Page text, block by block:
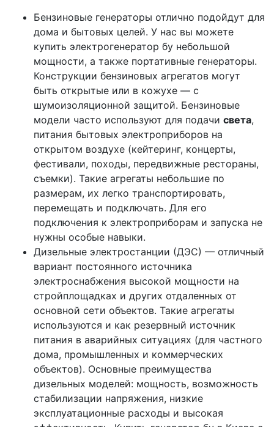
Бензиновые генераторы отлично подойдут для
дома и бытовых целей. У нас вы можете
купить электрогенератор бу небольшой
мощности, а также портативные генераторы.
Конструкции бензиновых агрегатов могут
быть открытые или в кожухе — с
шумоизоляционной защитой. Бензиновые
модели часто используют для подачи света,
питания бытовых электроприборов на
открытом воздухе (кейтеринг, концерты,
фестивали, походы, передвижные рестораны,
съемки). Такие агрегаты небольшие по
размерам, их легко транспортировать,
перемещать и подключать. Для его
подключения к электроприборам и запуска не
нужны особые навыки.
Дизельные электростанции (ДЭС) — отличный
вариант постоянного источника
электроснабжения высокой мощности на
стройплощадках и других отдаленных от
основной сети объектов. Такие агрегаты
используются и как резервный источник
питания в аварийных ситуациях (для частного
дома, промышленных и коммерческих
объектов). Основные преимущества
дизельных моделей: мощность, возможность
стабилизации напряжения, низкие
эксплуатационные расходы и высокая